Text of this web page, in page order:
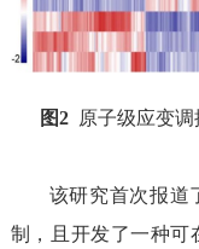
图2 原子级应变调
该研究首次报道
制，且开发了一种可